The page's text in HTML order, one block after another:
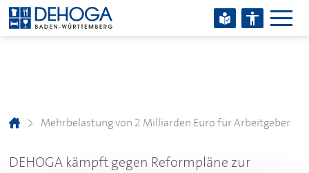
Zum Hauptinhalt springen
Zum Footerinhalt springen
Mehrbelastung von 2 Milliarden Euro für Arbeitgeber
DEHOGA kämpft gegen Reformpläne zur